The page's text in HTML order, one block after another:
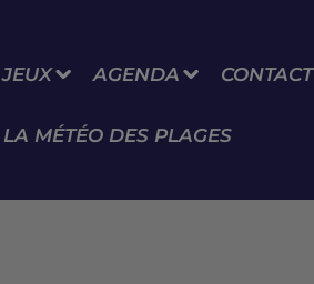
JEUX AGENDA CONTACT
LA MÉTÉO DES PLAGES